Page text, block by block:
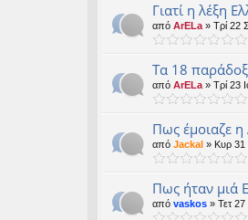
Γιατί η λέξη
από ArELa » Τρί 22
Τα 18
από ArELa » Τρί 23
Πως έμοιαζε
από Jackal » Κυρ 31
Πως ήταν μιά
από vaskos » Τετ